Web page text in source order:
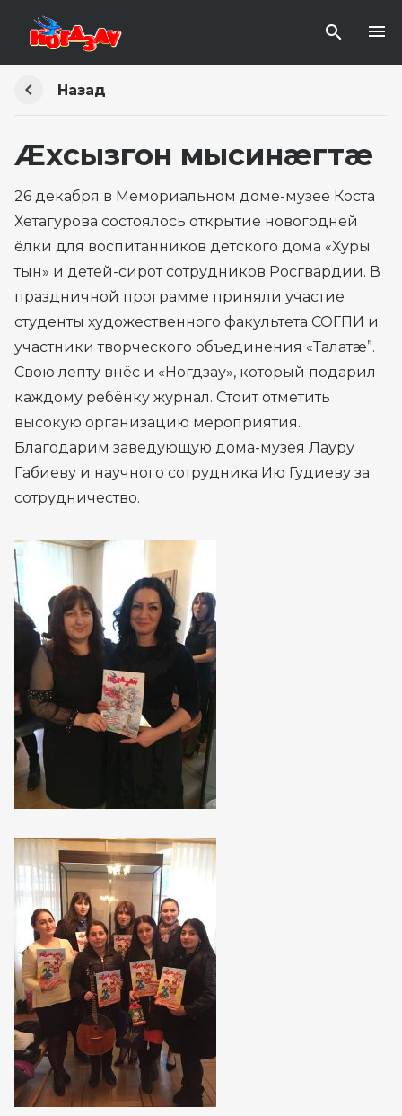
Назад
Æхсызгон мысинæгтæ
26 декабря в Мемориальном доме-музее Коста
Хетагурова состоялось открытие новогодней
ёлки для воспитанников детского дома «Хуры
тын» и детей-сирот сотрудников Росгвардии. В
праздничной программе приняли участие
студенты художественного факультета СОГПИ и
участники творческого объединения «Талатæ”.
Свою лепту внёс и «Ногдзау», который подарил
каждому ребёнку журнал. Стоит отметить
высокую организацию мероприятия.
Благодарим заведующую дома-музея Лауру
Габиеву и научного сотрудника Ию Гудиеву за
сотрудничество.